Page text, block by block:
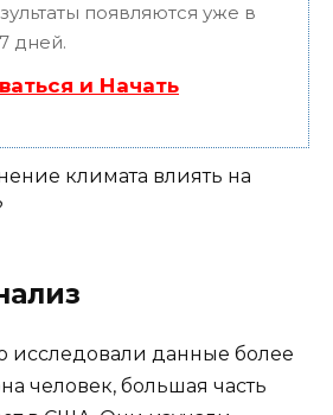
появляются уже в
дней.
и Начать
исследовали данные более
человек, большая часть